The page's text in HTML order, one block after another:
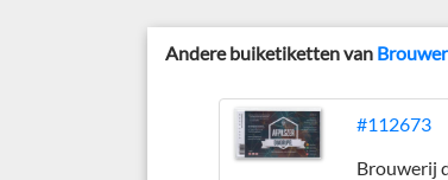
Andere buiketiketten van
#112673
Brouwerij